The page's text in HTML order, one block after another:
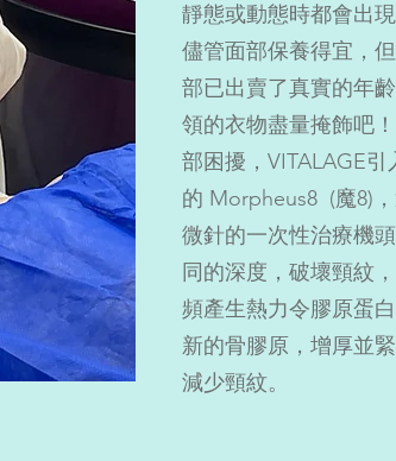
靜態或動態時都會出
儘管面部保養得宜，
部已出賣了真實的年
領的衣物盡量掩飾吧
部困擾，VITALAGE
的 Morpheus8 (魔8)
微針的一次性治療機
同的深度，破壞頸紋
頻產生熱力令膠原蛋
新的骨膠原，增厚並
減少頸紋。